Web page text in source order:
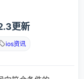
更新
ios资讯